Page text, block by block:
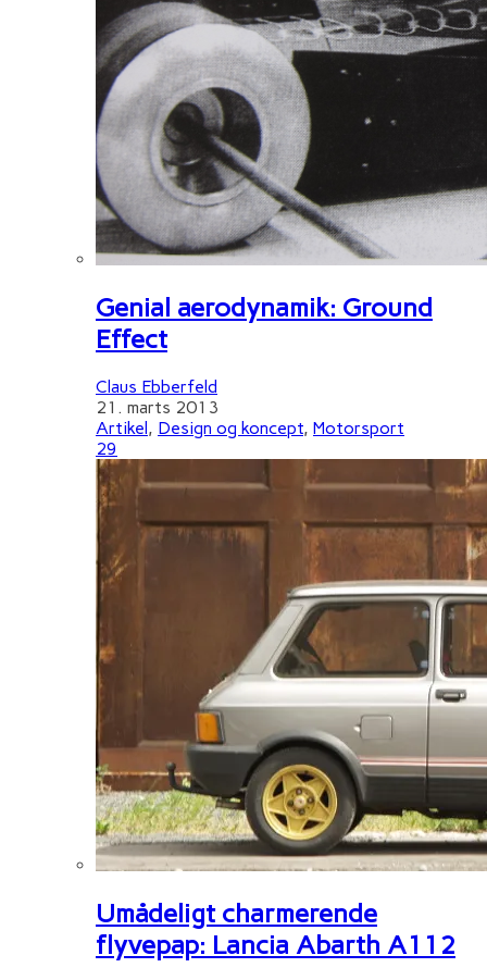
Genial aerodynamik: Ground
Effect
Claus Ebberfeld
21. marts 2013
Artikel, Design og koncept, Motorsport
29
Umådeligt charmerende
flyvepap: Lancia Abarth A112